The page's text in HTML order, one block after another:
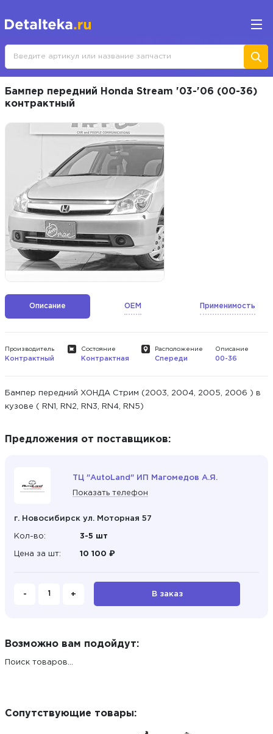
Бампер передний Honda Stream '03-'06 (00-36)
контрактный
Описание OEM Применимость
Производитель
Контрактный
Состояние
Контрактная
Расположение
Спереди
Описание
00-36
Бампер передний ХОНДА Стрим (2003, 2004, 2005, 2006 ) в
кузове ( RN1, RN2, RN3, RN4, RN5)
Предложения от поставщиков:
ТЦ "AutoLand" ИП Магомедов А.Я.
Показать телефон
г. Новосибирск ул. Моторная 57
Кол-во: 3-5 шт
Цена за шт: 10 100 ₽
- + В заказ
Возможно вам подойдут:
Поиск товаров...
Сопутствующие товары: